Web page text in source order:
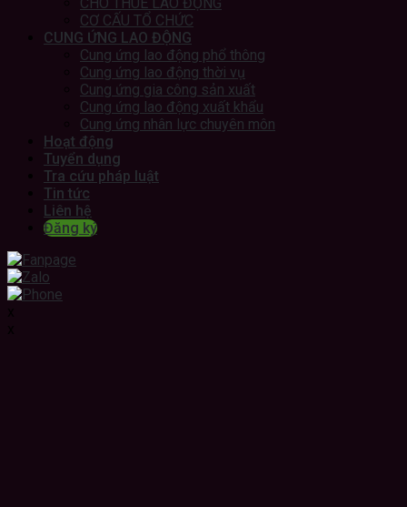
CHO THUÊ LAO ĐỘNG
CƠ CẤU TỔ CHỨC
CUNG ỨNG LAO ĐỘNG
Cung ứng lao động phổ thông
Cung ứng lao động thời vụ
Cung ứng gia công sản xuất
Cung ứng lao động xuất khẩu
Cung ứng nhân lực chuyên môn
Hoạt động
Tuyển dụng
Tra cứu pháp luật
Tin tức
Liên hệ
Đăng ký